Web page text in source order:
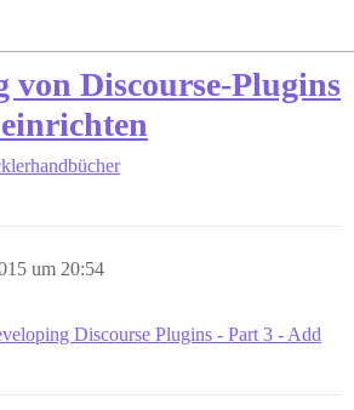
Discourse-Plugins
um 20:54
Discourse Plugins - Part 3 - Add